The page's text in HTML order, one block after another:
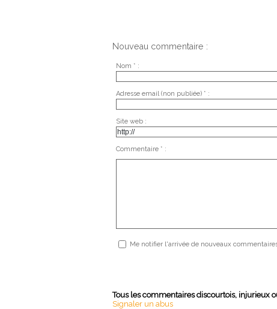
Nouveau commentaire :
Nom * :
Adresse email (non publiée) * :
Site web :
Commentaire * :
Me notifier l'arrivée de nouveaux
Tous les commentaires discourtois, injurieux
Signaler un abus